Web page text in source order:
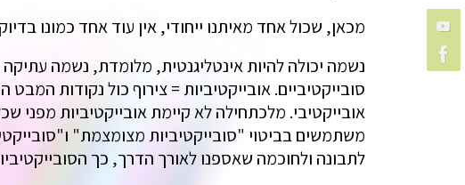
מכאן, שכול אחד מאיתנו ייחודי, אין עוד אחד כמונו
נשמה יכולה להיות אינטליגנטית, מלומדת, נשמה
סובייקטיביים. אובייקטיביות = צירוף כול נקודות
אובייקטיבי. מלכתחילה לא קיימת אובייקטיביות מפני
משתמשים בביטוי "סובייקטיביות מצומצמת"
לתבונה ולחוכמה שאספנו לאורך הדרך, כך